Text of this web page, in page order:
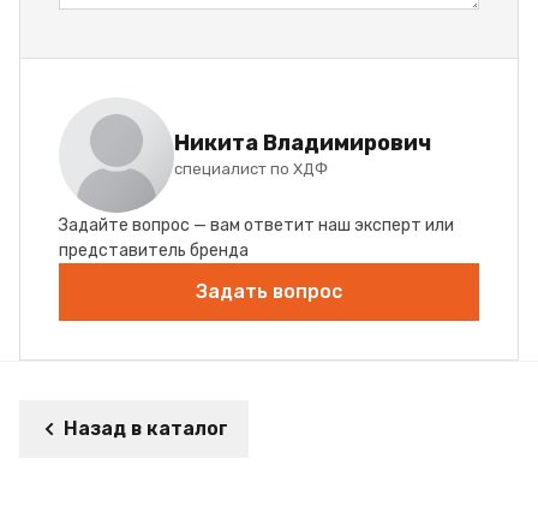
Никита Владимирович
специалист по ХДФ
Задайте вопрос — вам ответит наш эксперт или
представитель бренда
Задать вопрос
Назад в каталог